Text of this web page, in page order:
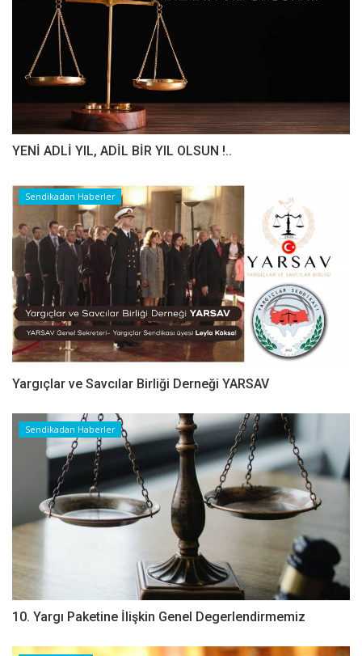
YENİ ADLİ YIL, ADİL BİR YIL OLSUN !..
Sendikadan Haberler
Yargıçlar ve Savcılar Birliği Derneği YARSAV
Sendikadan Haberler
10. Yargı Paketine İlişkin Genel Degerlendirmemiz